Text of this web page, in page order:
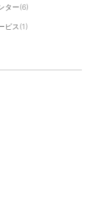
ター(6)
ビス (1)